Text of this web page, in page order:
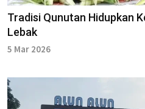
Tradisi Qunutan Hidupkan
Lebak
5 Mar 2026